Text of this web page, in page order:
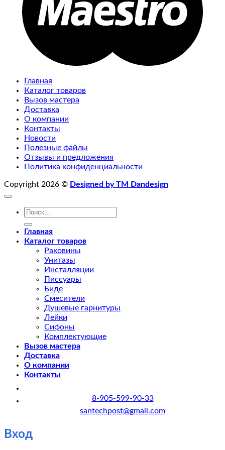
Главная
Каталог товаров
Вызов мастера
Доставка
О компании
Контакты
Новости
Полезные файлы
Отзывы и предложения
Политика конфиденциальности
Copyright 2026 © Designed by TM Dandesign
Искать:
Главная
Каталог товаров
Раковины
Унитазы
Инсталляции
Писсуары
Биде
Смесители
Душевые гарнитуры
Лейки
Сифоны
Комплектующие
Вызов мастера
Доставка
О компании
Контакты
8-905-599-90-33
santechpost@gmail.com
Вход